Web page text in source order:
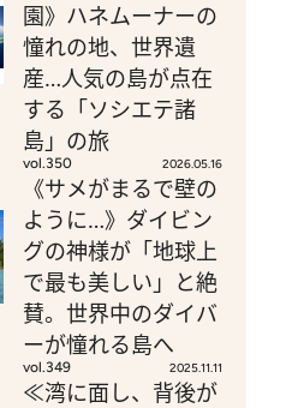
園》ハネムーナーの
憧れの地、世界遺
産…人気の島が点在
する「ソシエテ諸
島」の旅
vol.350 2026.05.16
《サメがまるで壁の
ように…》ダイビン
グの神様が「地球上
で最も美しい」と絶
賛。世界中のダイバ
ーが憧れる島へ
vol.349 2025.11.11
≪湾に面し、背後が